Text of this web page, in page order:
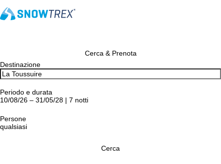
Cerca & Prenota
Destinazione
Periodo e durata
10/08/26 – 31/05/28 | 7 notti
Persone
qualsiasi
Cerca